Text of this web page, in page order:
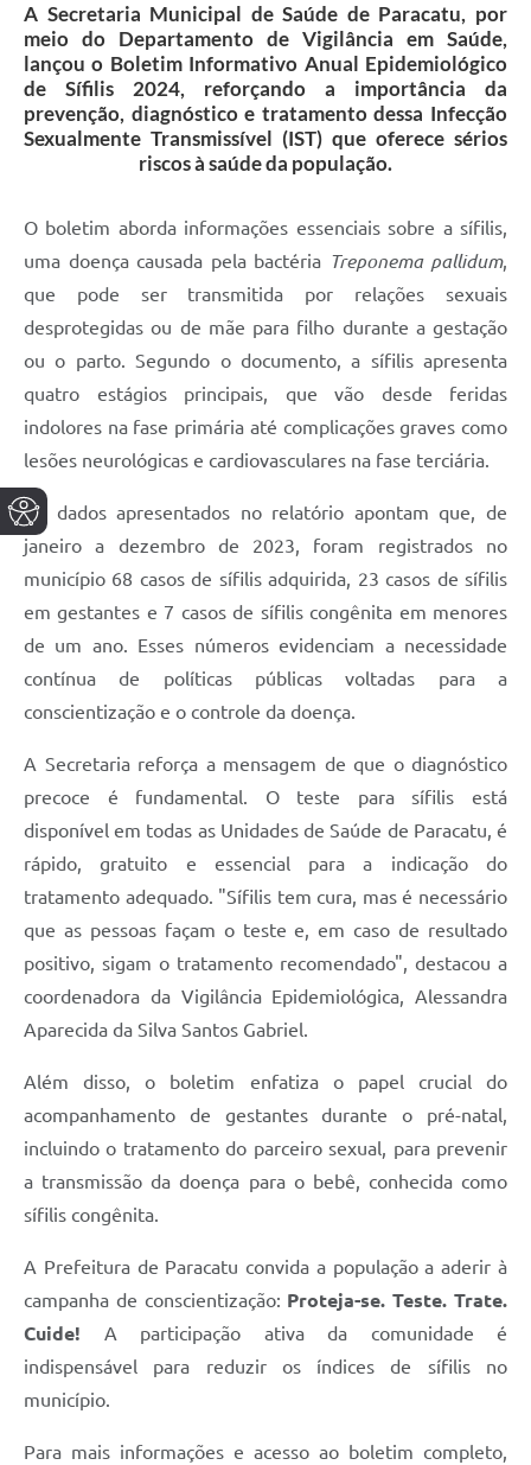
A Secretaria Municipal de Saúde de Paracatu, por
meio do Departamento de Vigilância em Saúde,
lançou o Boletim Informativo Anual Epidemiológico
de Sífilis 2024, reforçando a importância da
prevenção, diagnóstico e tratamento dessa Infecção
Sexualmente Transmissível (IST) que oferece sérios
riscos à saúde da população.
O boletim aborda informações essenciais sobre a sífilis,
uma doença causada pela bactéria Treponema pallidum,
que pode ser transmitida por relações sexuais
desprotegidas ou de mãe para filho durante a gestação
ou o parto. Segundo o documento, a sífilis apresenta
quatro estágios principais, que vão desde feridas
indolores na fase primária até complicações graves como
lesões neurológicas e cardiovasculares na fase terciária.
Os dados apresentados no relatório apontam que, de
janeiro a dezembro de 2023, foram registrados no
município 68 casos de sífilis adquirida, 23 casos de sífilis
em gestantes e 7 casos de sífilis congênita em menores
de um ano. Esses números evidenciam a necessidade
contínua de políticas públicas voltadas para a
conscientização e o controle da doença.
A Secretaria reforça a mensagem de que o diagnóstico
precoce é fundamental. O teste para sífilis está
disponível em todas as Unidades de Saúde de Paracatu, é
rápido, gratuito e essencial para a indicação do
tratamento adequado. "Sífilis tem cura, mas é necessário
que as pessoas façam o teste e, em caso de resultado
positivo, sigam o tratamento recomendado", destacou a
coordenadora da Vigilância Epidemiológica, Alessandra
Aparecida da Silva Santos Gabriel.
Além disso, o boletim enfatiza o papel crucial do
acompanhamento de gestantes durante o pré-natal,
incluindo o tratamento do parceiro sexual, para prevenir
a transmissão da doença para o bebê, conhecida como
sífilis congênita.
A Prefeitura de Paracatu convida a população a aderir à
campanha de conscientização: Proteja-se. Teste. Trate.
Cuide! A participação ativa da comunidade é
indispensável para reduzir os índices de sífilis no
município.
Para mais informações e acesso ao boletim completo,